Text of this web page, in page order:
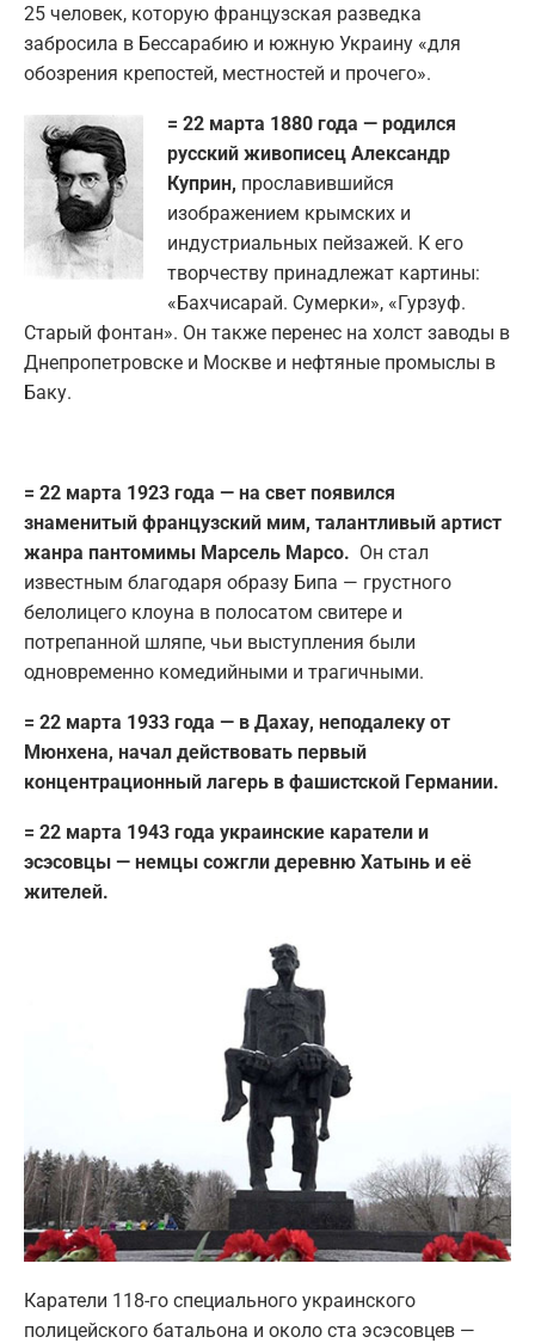
25 человек, которую французская разведка
забросила в Бессарабию и южную Украину «для
обозрения крепостей, местностей и прочего».
= 22 марта 1880 года — родился
русский живописец Александр
Куприн, прославившийся
изображением крымских и
индустриальных пейзажей. К его
творчеству принадлежат картины:
«Бахчисарай. Сумерки», «Гурзуф.
Старый фонтан». Он также перенес на холст заводы в
Днепропетровске и Москве и нефтяные промыслы в
Баку.
= 22 марта 1923 года — на свет появился
знаменитый французский мим, талантливый артист
жанра пантомимы Марсель Марсо. Он стал
известным благодаря образу Бипа — грустного
белолицего клоуна в полосатом свитере и
потрепанной шляпе, чьи выступления были
одновременно комедийными и трагичными.
= 22 марта 1933 года — в Дахау, неподалеку от
Мюнхена, начал действовать первый
концентрационный лагерь в фашистской Германии.
= 22 марта 1943 года украинские каратели и
эсэсовцы — немцы сожгли деревню Хатынь и её
жителей.
Каратели 118-го специального украинского
полицейского батальона и около ста эсэсовцев —